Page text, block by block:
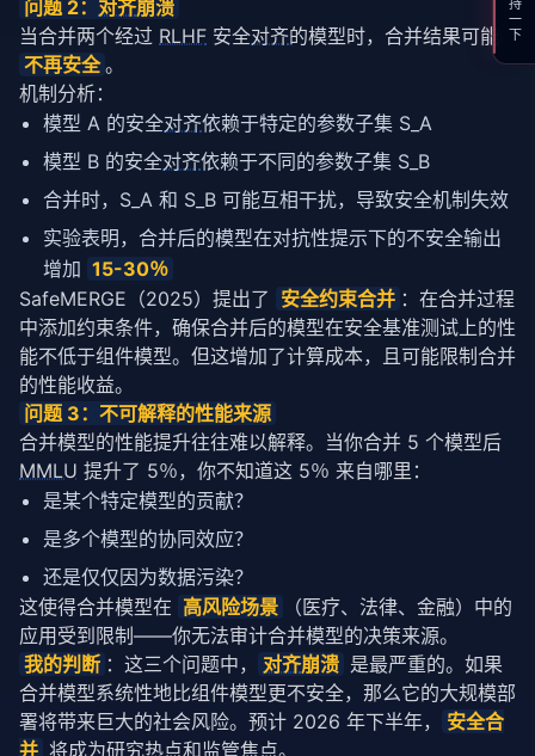
问题 2： 对齐崩溃
当合并两个经过 RLHF 安全对齐
不再安全 。
机制分析：
模型 A 的安全对齐依赖于特定的参数子集 S_A
模型 B 的安全对齐依赖于不同的参数子集 S_B
合并时，S_A 和 S_B 可能互相干扰，导致安全机制失效
实验表明，合并后的模型在对抗性提示下的不安全输出
增加 15-30％
SafeMERGE（2025）提出了 安全约束合并 ：在合并过程
中添加约束条件，确保合并后的模型在安全基准测试上的性
能不低于组件模型。但这增加了计算成本，且可能限制合并
的性能收益。
问题 3：不可解释的性能来源
MMLU 提升了 5％，你不知道这 5％ 来自哪里：
是某个特定模型的贡献？
是多个模型的协同效应？
还是仅仅因为数据污染？
这使得合并模型在 高风险场景
（医疗、法律、金融）中的
应用受到限制——你无法审计合并模型的决策来源。
我的判断 ：这三个问题中， 对齐崩溃 是最严重的。如果
合并模型系统性地比组件模型更不安全，那么它的大规模部
署将带来巨大的社会风险。预计 2026 年下半年，
安全合
并 将成为研究热点和监管焦点。